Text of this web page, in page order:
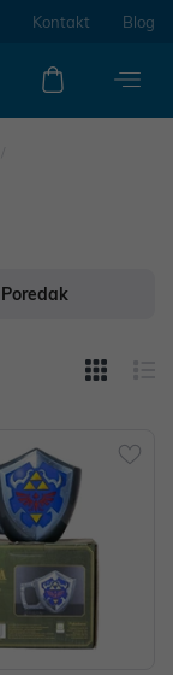
Kontakt Blog
Poredak